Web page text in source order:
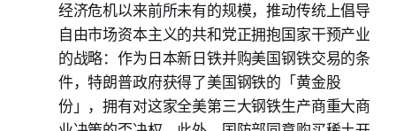
经济危机以来前所未有的规模，推动传统上倡导
自由市场资本主义的共和党正拥抱国家干预产业
的战略：作为日本新日铁并购美国钢铁交易的条
件，特朗普政府获得了美国钢铁的「黄金股
份」，拥有对这家全美第三大钢铁生产商重大商